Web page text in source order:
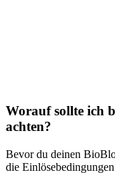
Worauf sollte ich
achten?
Bevor du deinen
die